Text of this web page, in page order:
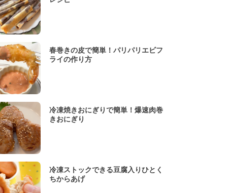
春巻きの皮で簡単！パリパリエビフ
ライの作り方
冷凍焼きおにぎりで簡単！爆速肉巻
きおにぎり
冷凍ストックできる豆腐入りひとく
ちからあげ